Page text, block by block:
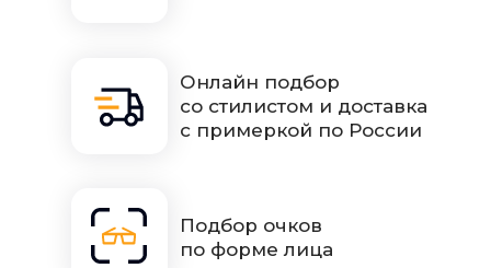
Подбор очков
по форме лица
Онлайн подбор
со стилистом и доставка
с примеркой по России